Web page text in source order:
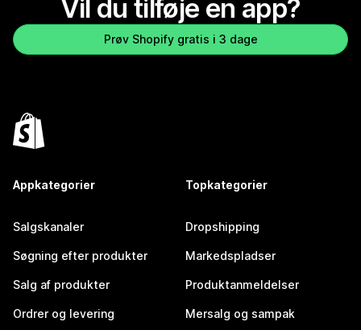
Vil du tilføje en app?
Prøv Shopify gratis i 3 dage
Appkategorier
Salgskanaler
Søgning efter produkter
Salg af produkter
Ordrer og levering
Topkategorier
Dropshipping
Markedspladser
Produktanmeldelser
Mersalg og sampak